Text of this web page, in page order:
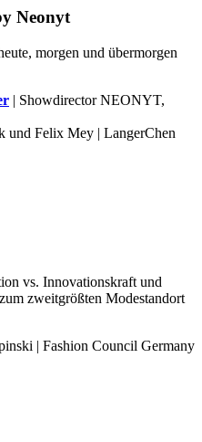
Neonyt
morgen und übermorgen
| Showdirector NEONYT,
und Felix Mey | LangerChen
vs. Innovationskraft und
zweitgrößten Modestandort
| Fashion Council Germany